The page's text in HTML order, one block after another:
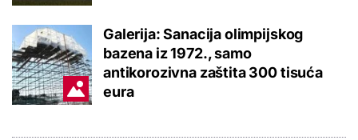
Galerija: Sanacija olimpijskog
bazena iz 1972., samo
antikorozivna zaštita 300 tisuća
eura